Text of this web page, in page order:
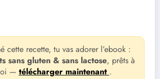
cette recette, tu vas adorer l’ebook :
sans gluten & sans lactose, prêts à
— télécharger maintenant .